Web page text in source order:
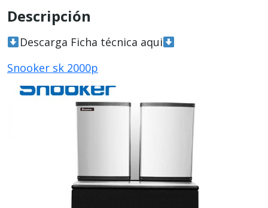
Descripción
Descarga Ficha técnica aqui
Snooker sk 2000p